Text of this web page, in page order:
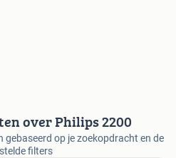
over Philips 2200
gebaseerd op je zoekopdracht en de
filters